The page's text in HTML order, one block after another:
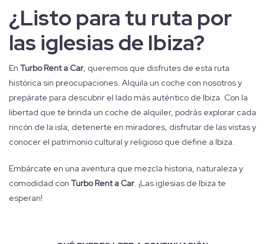
¿Listo para tu ruta por
las iglesias de Ibiza?
En Turbo Rent a Car, queremos que disfrutes de esta ruta
histórica sin preocupaciones. Alquila un coche con nosotros y
prepárate para descubrir el lado más auténtico de Ibiza. Con la
libertad que te brinda un coche de alquiler, podrás explorar cada
rincón de la isla, detenerte en miradores, disfrutar de las vistas y
conocer el patrimonio cultural y religioso que define a Ibiza.
Embárcate en una aventura que mezcla historia, naturaleza y
comodidad con Turbo Rent a Car. ¡Las iglesias de Ibiza te
esperan!